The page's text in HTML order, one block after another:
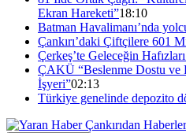
Ekran Hareketi”18:10
Batman Havalimanı’nda
Çankırı’daki Çiftçilere 601
Çerkeş’te Geleceğin
ÇAKÜ “Beslenme Dostu ve
İşyeri”02:13
Türkiye genelinde depozito